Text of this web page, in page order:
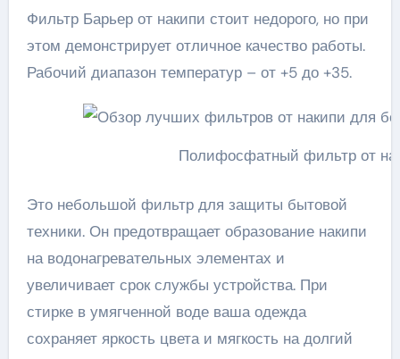
Фильтр Барьер от накипи стоит недорого, но при
этом демонстрирует отличное качество работы.
Рабочий диапазон температур – от +5 до +35.
Полифосфатный фильтр от
Это небольшой фильтр для защиты бытовой
техники. Он предотвращает образование накипи
на водонагревательных элементах и
увеличивает срок службы устройства. При
стирке в умягченной воде ваша одежда
сохраняет яркость цвета и мягкость на долгий